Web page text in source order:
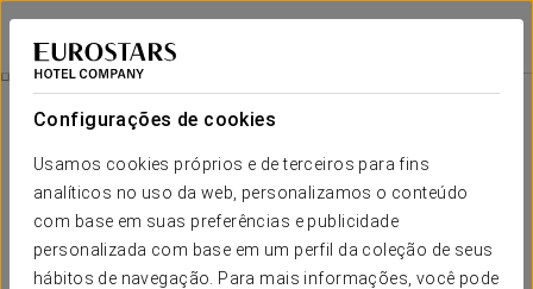
Configurações de cookies
Usamos cookies próprios e de terceiros para fins
analíticos no uso da web, personalizamos o conteúdo
com base em suas preferências e publicidade
personalizada com base em um perfil da coleção de seus
hábitos de navegação. Para mais informações, você pode
Eurostars Lisboa Baixa
LISBOA
Quartos
Quartos
O conforto e descanso que necessita
Os 57 quartos do Eurostars Lisboa Baixa são espaços amplos,
inspirados no caráter e identidade lisboetas, com imagens
da cidade a presidir cada divisão.